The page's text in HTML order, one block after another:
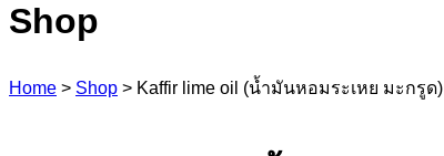
Shop
Home > Shop > Kaffir lime oil (น้ำมันหอมระเหย มะกรูด)